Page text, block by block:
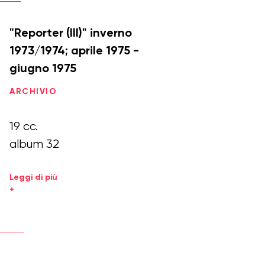
"Reporter (III)" inverno
1973/1974; aprile 1975 -
giugno 1975
ARCHIVIO
19 cc.
album 32
Leggi di più
+